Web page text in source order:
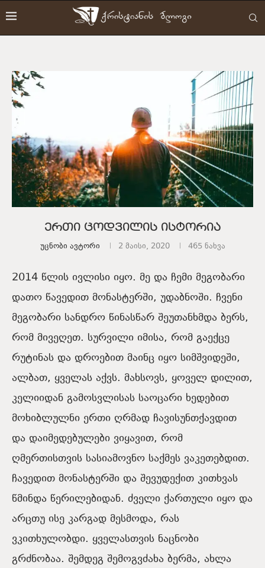
ერთი ცოდვილის ისტორია
Უცნობი Ავტორი 2 მაისი, 2020 465 ნახვა
2014 წლის ივლისი იყო. მე და ჩემი მეგობარი
დათო წავედით მონასტერში, უდაბნოში. ჩვენი
მეგობარი სანდრო წინასწარ შეუთანხმდა ბერს,
რომ მივეღეთ. სურვილი იმისა, რომ გაექცე
რუტინას და დროებით მაინც იყო სიმშვიდეში,
ალბათ, ყველას აქვს. მახსოვს, ყოველ დილით,
კელიიდან გამოსვლისას საოცარი ხედებით
მოხიბლულნი ერთი ღრმად ჩავისუნთქავდით
და დაიმედებულები ვიყავით, რომ
ღმერთისთვის სასიამოვნო საქმეს ვაკეთებდით.
ჩავედით მონასტერში და შევუდექით კითხვას
წმინდა წერილებიდან. ძველი ქართული იყო და
არცთუ ისე კარგად მესმოდა, რას
ვკითხულობდი. ყველასთვის ნაცნობი
გრძნობაა. შემდეგ შემოგვძახა ბერმა, ახლა